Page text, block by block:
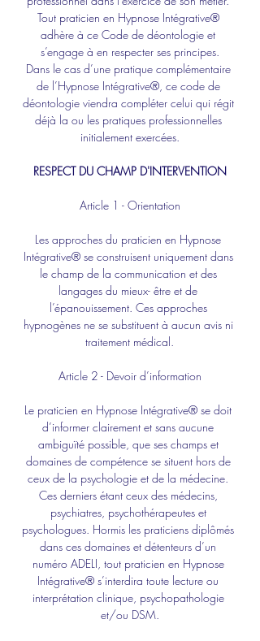
Tout praticien en Hypnose Intégrative®
adhère à ce Code de déontologie et
s’engage à en respecter ses principes.
Dans le cas d’une pratique complémentaire
de l’Hypnose Intégrative®, ce code de
déontologie viendra compléter celui qui régit
déjà la ou les pratiques professionnelles
initialement exercées.
RESPECT DU CHAMP D'INTERVENTION
Article 1 - Orientation
Les approches du praticien en Hypnose
Intégrative® se construisent uniquement dans
le champ de la communication et des
langages du mieux- être et de
l’épanouissement. Ces approches
hypnogènes ne se substituent à aucun avis ni
traitement médical.
Article 2 - Devoir d’information
Le praticien en Hypnose Intégrative® se doit
d’informer clairement et sans aucune
ambiguïté possible, que ses champs et
domaines de compétence se situent hors de
ceux de la psychologie et de la médecine.
Ces derniers étant ceux des médecins,
psychiatres, psychothérapeutes et
psychologues. Hormis les praticiens diplômés
dans ces domaines et détenteurs d’un
numéro ADELI, tout praticien en Hypnose
Intégrative® s’interdira toute lecture ou
interprétation clinique, psychopathologie
et/ou DSM.